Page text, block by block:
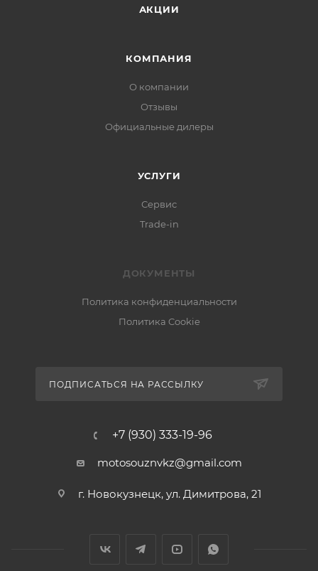
АКЦИИ
КОМПАНИЯ
О компании
Отзывы
Официальные дилеры
УСЛУГИ
Сервис
Trade-in
ДОКУМЕНТЫ
Политика конфиденциальности
Политика Cookie
ПОДПИСАТЬСЯ НА РАССЫЛКУ
+7 (930) 333-19-96
motosouznvkz@gmail.com
г. Новокузнецк, ул. Димитрова, 21